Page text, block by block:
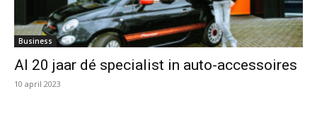
Business
Al 20 jaar dé specialist in auto-accessoires
10 april 2023